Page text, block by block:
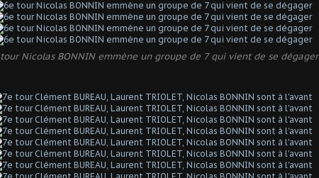
Nicolas BONNIN emmène un groupe de 7 qui vient de se dégager